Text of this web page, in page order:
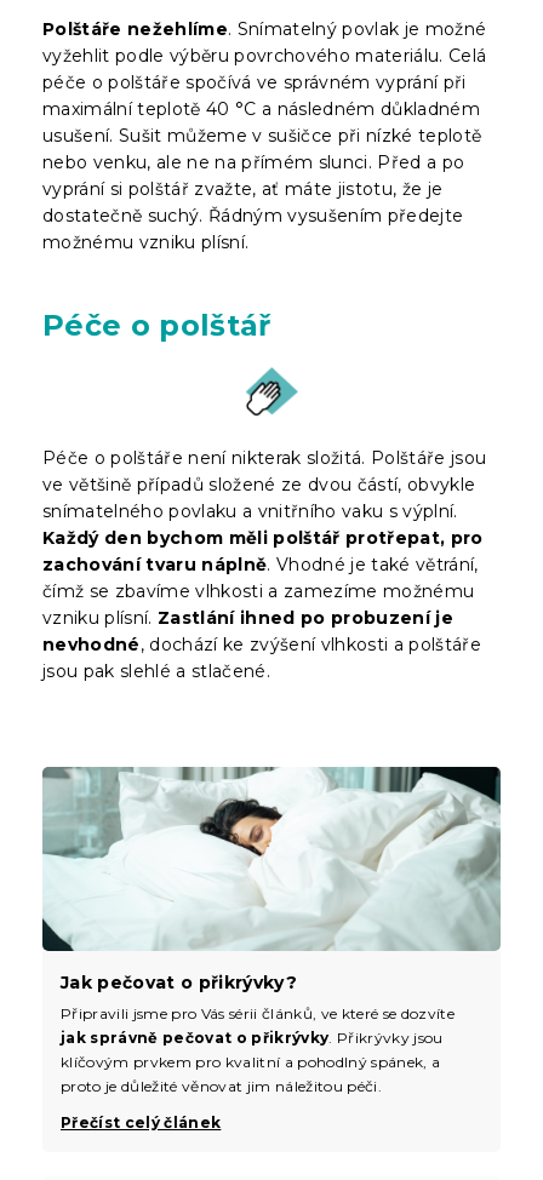
Polštáře nežehlíme. Snímatelný povlak je možné
vyžehlit podle výběru povrchového materiálu. Celá
péče o polštáře spočívá ve správném vyprání při
maximální teplotě 40 °C a následném důkladném
usušení. Sušit můžeme v sušičce při nízké teplotě
nebo venku, ale ne na přímém slunci. Před a po
vyprání si polštář zvažte, ať máte jistotu, že je
dostatečně suchý. Řádným vysušením předejte
možnému vzniku plísní.
Péče o polštář
Péče o polštáře není nikterak složitá. Polštáře jsou
ve většině případů složené ze dvou částí, obvykle
snímatelného povlaku a vnitřního vaku s výplní.
Každý den bychom měli polštář protřepat, pro
zachování tvaru náplně. Vhodné je také větrání,
čímž se zbavíme vlhkosti a zamezíme možnému
vzniku plísní. Zastlání ihned po probuzení je
nevhodné, dochází ke zvýšení vlhkosti a polštáře
jsou pak slehlé a stlačené.
Jak pečovat o přikrývky?
Připravili jsme pro Vás sérii článků, ve které se dozvíte
jak správně pečovat o přikrývky . Přikrývky jsou
klíčovým prvkem pro kvalitní a pohodlný spánek, a
proto je důležité věnovat jim náležitou péči.
Přečíst celý článek